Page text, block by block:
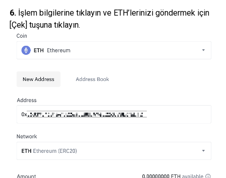
6. İşlem bilgilerine tıklayın ve ETH’lerinizi göndermek için
[Çek] tuşuna tıklayın.